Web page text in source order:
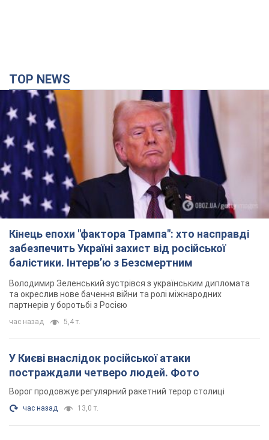
TOP NEWS
Кінець епохи "фактора Трампа": хто насправді
забезпечить Україні захист від російської
балістики. Інтерв’ю з Безсмертним
Володимир Зеленський зустрівся з українським дипломата
та окреслив нове бачення війни та ролі міжнародних
партнерів у боротьбі з Росією
час назад 5,4 т.
У Києві внаслідок російської атаки
постраждали четверо людей. Фото
Ворог продовжує регулярний ракетний терор столиці
час назад 13,0 т.